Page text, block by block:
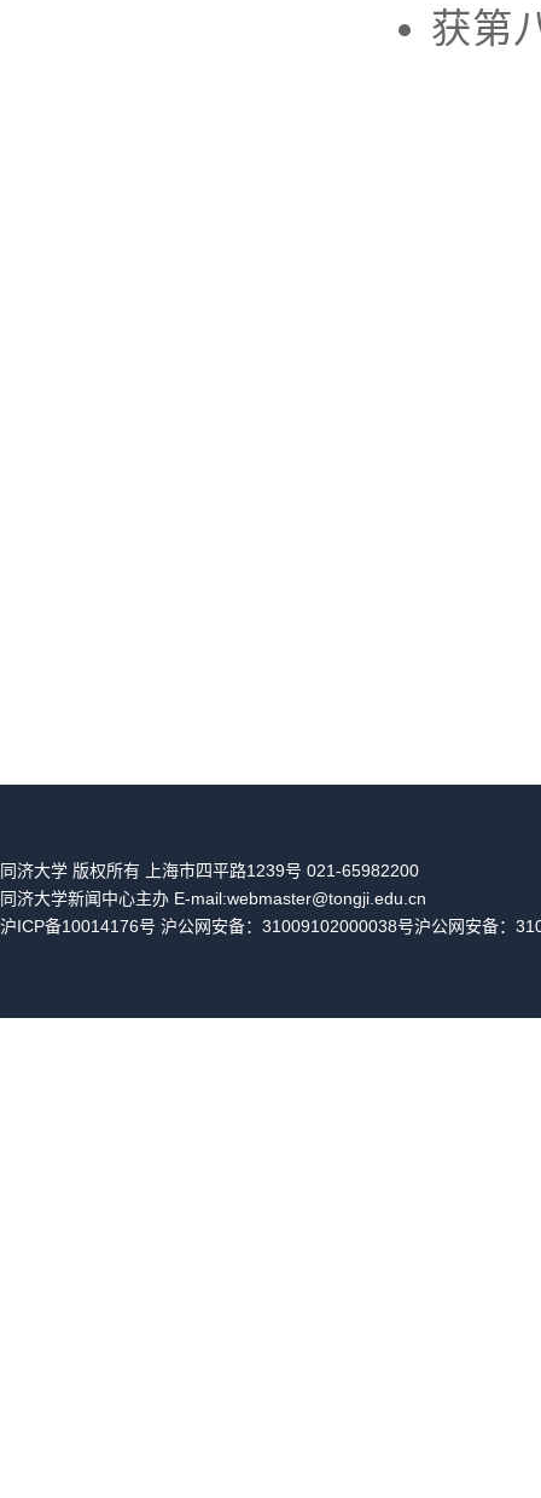
获第
同济大学 版权所有 上海市四平路1239号 021-65982200
同济大学新闻中心主办 E-mail:webmaster@tongji.edu.cn
沪ICP备10014176号 沪公网安备：31009102000038号沪公网安备：